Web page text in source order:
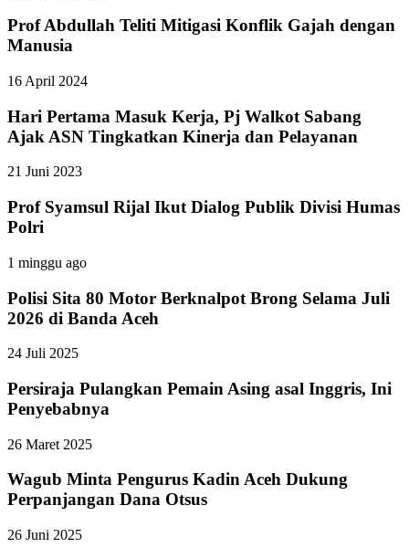
Prof Abdullah Teliti Mitigasi Konflik Gajah dengan
Manusia
16 April 2024
Hari Pertama Masuk Kerja, Pj Walkot Sabang
Ajak ASN Tingkatkan Kinerja dan Pelayanan
21 Juni 2023
Prof Syamsul Rijal Ikut Dialog Publik Divisi Humas
Polri
1 minggu ago
Polisi Sita 80 Motor Berknalpot Brong Selama Juli
2026 di Banda Aceh
24 Juli 2025
Persiraja Pulangkan Pemain Asing asal Inggris, Ini
Penyebabnya
26 Maret 2025
Wagub Minta Pengurus Kadin Aceh Dukung
Perpanjangan Dana Otsus
26 Juni 2025